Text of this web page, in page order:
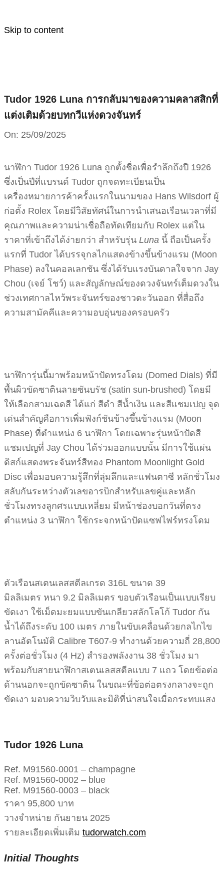
Skip to content
Tudor 1926 Luna การกลับมาของความคลาสสิกที่
แต่งเติมด้วยบทกวีแห่งดวงจันทร์
On: 25/09/2025
นาฬิกา Tudor 1926 Luna ถูกตั้งชื่อเพื่อรำลึกถึงปี 1926
ซึ่งเป็นปีที่แบรนด์ Tudor ถูกจดทะเบียนเป็น
เครื่องหมายการค้าครั้งแรกในนามของ Hans Wilsdorf ผู้
ก่อตั้ง Rolex โดยมีวิสัยทัศน์ในการนำเสนอเรือนเวลาที่มี
คุณภาพและความน่าเชื่อถือทัดเทียมกับ Rolex แต่ใน
ราคาที่เข้าถึงได้ง่ายกว่า สำหรับรุ่น Luna นี้ ถือเป็นครั้ง
แรกที่ Tudor ได้บรรจุกลไกแสดงข้างขึ้นข้างแรม (Moon
Phase) ลงในคอลเลกชัน ซึ่งได้รับแรงบันดาลใจจาก Jay
Chou (เจย์ โชว์) และสัญลักษณ์ของดวงจันทร์เต็มดวงใน
ช่วงเทศกาลไหว้พระจันทร์ของชาวตะวันออก ที่สื่อถึง
ความสามัคคีและความอบอุ่นของครอบครัว
นาฬิการุ่นนี้มาพร้อมหน้าปัดทรงโดม (Domed Dials) ที่มี
พื้นผิวขัดซาตินลายซันบรัช (satin sun-brushed) โดยมี
ให้เลือกสามเฉดสี ได้แก่ สีดำ สีน้ำเงิน และสีแชมเปญ จุด
เด่นสำคัญคือการเพิ่มฟังก์ชันข้างขึ้นข้างแรม (Moon
Phase) ที่ตำแหน่ง 6 นาฬิกา โดยเฉพาะรุ่นหน้าปัดสี
แชมเปญที่ Jay Chou ได้ร่วมออกแบบนั้น มีการใช้แผ่น
ดิสก์แสดงพระจันทร์สีทอง Phantom Moonlight Gold
Disc เพื่อมอบความรู้สึกที่ลุ่มลึกและแฟนตาซี หลักชั่วโมง
สลับกันระหว่างตัวเลขอารบิกสำหรับเลขคู่และหลัก
ชั่วโมงทรงลูกศรแบบเหลี่ยม มีหน้าช่องบอกวันที่ตรง
ตำแหน่ง 3 นาฬิกา ใช้กระจกหน้าปัดแซฟไฟร์ทรงโดม
ตัวเรือนสเตนเลสสตีลเกรด 316L ขนาด 39
มิลลิเมตร หนา 9.2 มิลลิเมตร ขอบตัวเรือนเป็นแบบเรียบ
ขัดเงา ใช้เม็ดมะยมแบบขันเกลียวสลักโลโก้ Tudor กัน
น้ำได้ถึงระดับ 100 เมตร ภายในขับเคลื่อนด้วยกลไกไข
ลานอัตโนมัติ Calibre T607-9 ทำงานด้วยความถี่ 28,800
ครั้งต่อชั่วโมง (4 Hz) สำรองพลังงาน 38 ชั่วโมง มา
พร้อมกับสายนาฬิกาสเตนเลสสตีลแบบ 7 แถว โดยข้อต่อ
ด้านนอกจะถูกขัดซาติน ในขณะที่ข้อต่อตรงกลางจะถูก
ขัดเงา มอบความวิบวับและมิติที่น่าสนใจเมื่อกระทบแสง
Tudor 1926 Luna
Ref. M91560-0001 – champagne
Ref. M91560-0002 – blue
Ref. M91560-0003 – black
ราคา 95,800 บาท
วางจำหน่าย กันยายน 2025
รายละเอียดเพิ่มเติม tudorwatch.com
Initial Thoughts